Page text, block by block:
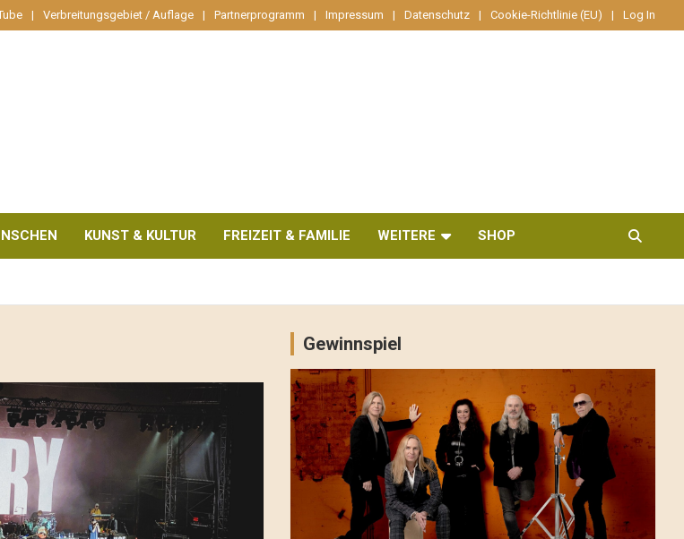
Verbreitungsgebiet / Auflage Partnerprogramm Impressum Datenschutz Cookie-Richtlinie (EU) Log In
KUNST & KULTUR FREIZEIT & FAMILIE WEITERE SHOP
Gewinnspiel